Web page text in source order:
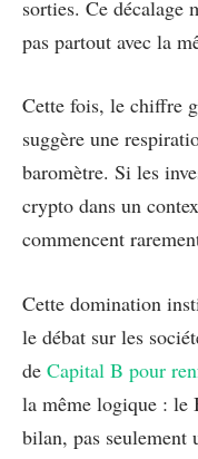
sorties. Ce décalage
pas partout avec la
Cette fois, le chiffre
suggère une
baromètre. Si les
crypto dans un
commencent
Cette domination
le débat sur les
de Capital B pour
la même logique : le
bilan, pas seulement